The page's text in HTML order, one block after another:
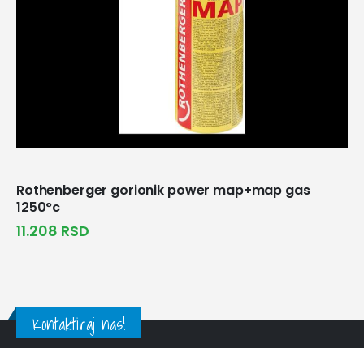
Rothenberger gorionik power map+map gas
1250°c
11.208 RSD
Kontaktiraj nas!